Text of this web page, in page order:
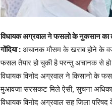
विधायक अग्रवाल ने फसलो के नुकसान का
गोंदिया : अचानक मौसम के खराब होने के
फसल तैयार हो चुकी है परन्तु अचानक से हो
विधायक विनोद अग्रवाल ने किसानो के
मुआवजा सरसकट मिले ऐसी, सुचना
विधायक विनोद अग्रवाल सह जिला